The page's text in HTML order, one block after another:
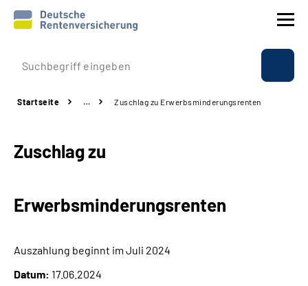
Prävention
Rente
Startseite … Zuschlag zu Erwerbsminderungsrenten
Zuschlag zu
Erwerbsminderungsrenten
Auszahlung beginnt im Juli 2024
Datum: 17.06.2024